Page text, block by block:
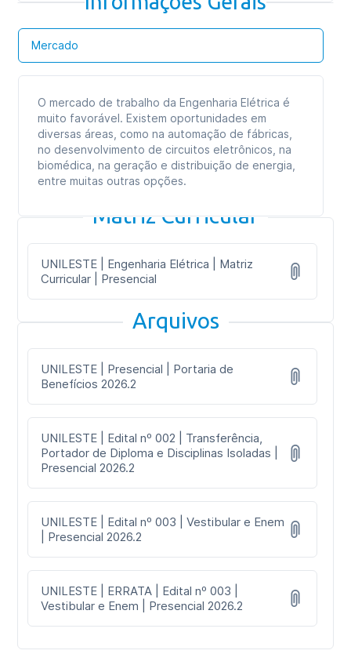
Mercado
O mercado de trabalho da Engenharia Elétrica é
muito favorável. Existem oportunidades em
diversas áreas, como na automação de fábricas,
no desenvolvimento de circuitos eletrônicos, na
biomédica, na geração e distribuição de energia,
entre muitas outras opções.
Matriz Curricular
UNILESTE | Engenharia Elétrica | Matriz
Curricular | Presencial
Arquivos
UNILESTE | Presencial | Portaria de
Benefícios 2026.2
UNILESTE | Edital nº 002 | Transferência,
Portador de Diploma e Disciplinas Isoladas |
Presencial 2026.2
UNILESTE | Edital nº 003 | Vestibular e Enem
| Presencial 2026.2
UNILESTE | ERRATA | Edital nº 003 |
Vestibular e Enem | Presencial 2026.2